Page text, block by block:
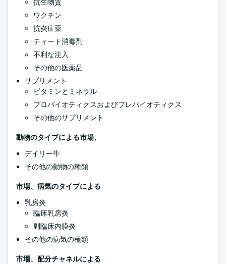
抗生物質
ワクチン
抗炎症薬
ティート消毒剤
不利な注入
その他の医薬品
サプリメント
ビタミンとミネラル
プロバイオティクスおよびプレバイオティクス
その他のサプリメント
動物のタイプによる市場、
デイリー牛
その他の動物の種類
市場、病気のタイプによる
乳房炎
臨床乳房炎
副臨床内膜炎
その他の病気の種類
市場、配分チャネルによる